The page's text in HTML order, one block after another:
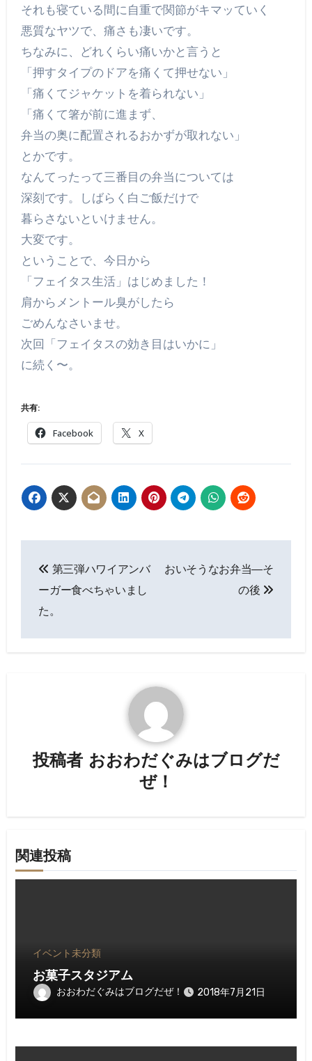
それも寝ている間に自重で関節がキマッていく
悪質なヤツで、痛さも凄いです。
ちなみに、どれくらい痛いかと言うと
「押すタイプのドアを痛くて押せない」
「痛くてジャケットを着られない」
「痛くて箸が前に進まず、
弁当の奥に配置されるおかずが取れない」
とかです。
なんてったって三番目の弁当については
深刻です。しばらく白ご飯だけで
暮らさないといけません。
大変です。
ということで、今日から
「フェイタス生活」はじめました！
肩からメントール臭がしたら
ごめんなさいませ。
次回「フェイタスの効き目はいかに」
に続く〜。
共有:
Facebook X
ナ
ビ
ョ
第三弾ハワイアンバ
ーガー食べちゃいまし
た。
おいそうなお弁当―そ
の後
投稿者 おおわだぐみはブログだ
ぜ！
関連投稿
イベント未分類
お菓子スタジアム
おおわだぐみはブログだぜ！ 2018年7月21日